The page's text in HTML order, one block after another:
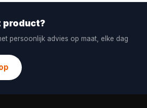
product?
persoonlijk advies op maat, elke dag